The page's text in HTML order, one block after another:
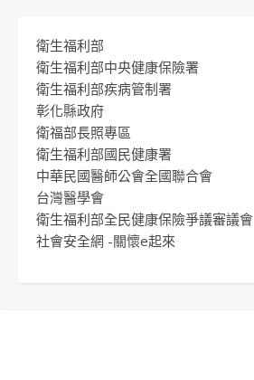
衛生福利部
衛生福利部中央健康保險署
衛生福利部疾病管制署
彰化縣政府
衛福部長照專區
衛生福利部國民健康署
中華民國醫師公會全國聯合會
台灣醫學會
衛生福利部全民健康保險爭議審議會
社會安全網 -關懷e起來